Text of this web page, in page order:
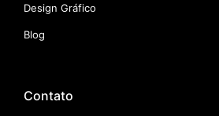
Design Gráfico
Blog
Contato